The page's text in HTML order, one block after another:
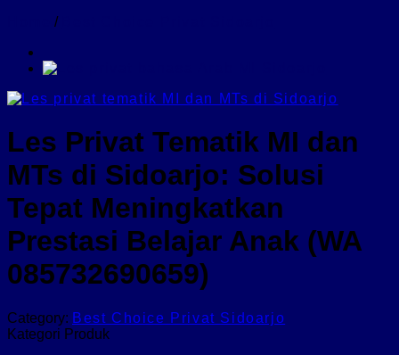
/
Les Privat Tematik MI dan
MTs di Sidoarjo: Solusi
Tepat Meningkatkan
Prestasi Belajar Anak (WA
085732690659)
Category: Best Choice Privat Sidoarjo
Kategori Produk